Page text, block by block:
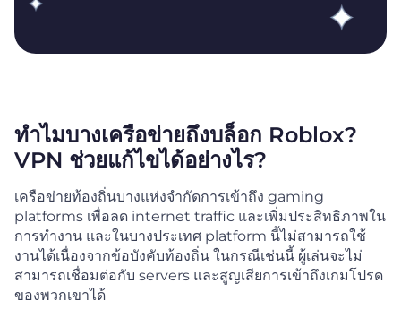
ทำไมบางเครือข่ายถึงบล็อก Roblox?
VPN ช่วยแก้ไขได้อย่างไร?
เครือข่ายท้องถิ่นบางแห่งจำกัดการเข้าถึง gaming
platforms เพื่อลด internet traffic และเพิ่มประสิทธิภาพใน
การทำงาน และในบางประเทศ platform นี้ไม่สามารถใช้
งานได้เนื่องจากข้อบังคับท้องถิ่น ในกรณีเช่นนี้ ผู้เล่นจะไม่
สามารถเชื่อมต่อกับ servers และสูญเสียการเข้าถึงเกมโปรด
ของพวกเขาได้